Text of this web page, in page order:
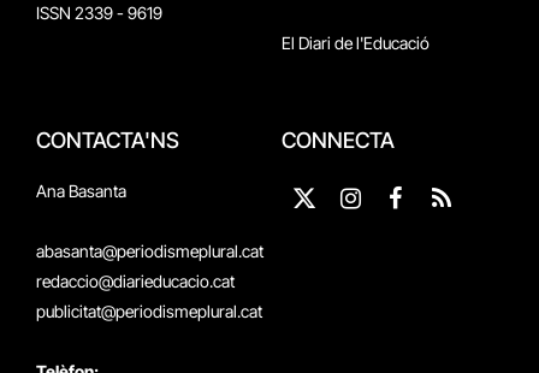
ISSN 2339 - 9619
El Diari de l'Educació
CONTACTA'NS
Ana Basanta
abasanta@periodismeplural.cat
redaccio@diarieducacio.cat
publicitat@periodismeplural.cat
CONNECTA
X
Instagram
Facebook
RSS